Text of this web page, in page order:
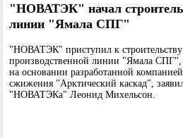
"НОВАТЭК" начал
линии "Ямала СПГ"
"НОВАТЭК" приступил к строительству
производственной линии "Ямала СПГ",
на основании разработанной
сжижения "Арктический каскад",
"НОВАТЭКа" Леонид Михельсон.